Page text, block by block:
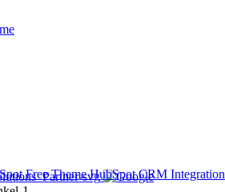
Free ThemeHubSpot CRM